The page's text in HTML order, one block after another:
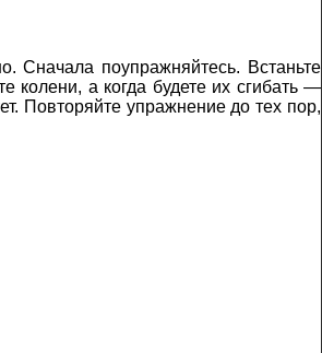
Сначала поупражняйтесь. Встаньте
колени, а когда будете их сгибать —
Повторяйте упражнение до тех пор,